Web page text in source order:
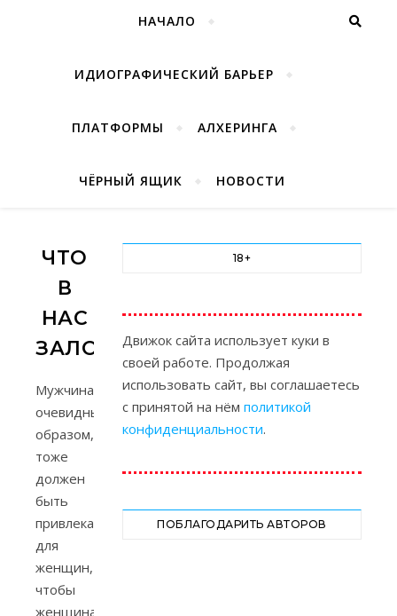
НАЧАЛО
ИДИОГРАФИЧЕСКИЙ БАРЬЕР
ПЛАТФОРМЫ АЛХЕРИНГА
ЧЁРНЫЙ ЯЩИК НОВОСТИ
ЧТО
В
НАС
ЗАЛОЖЕНО
Мужчина,
очевидным
образом,
тоже
должен
быть
привлекательным
для
женщин,
чтобы
женщина
18+
Движок сайта использует куки в
своей работе. Продолжая
использовать сайт, вы соглашаетесь
с принятой на нём политикой
конфиденциальности.
ПОБЛАГОДАРИТЬ АВТОРОВ